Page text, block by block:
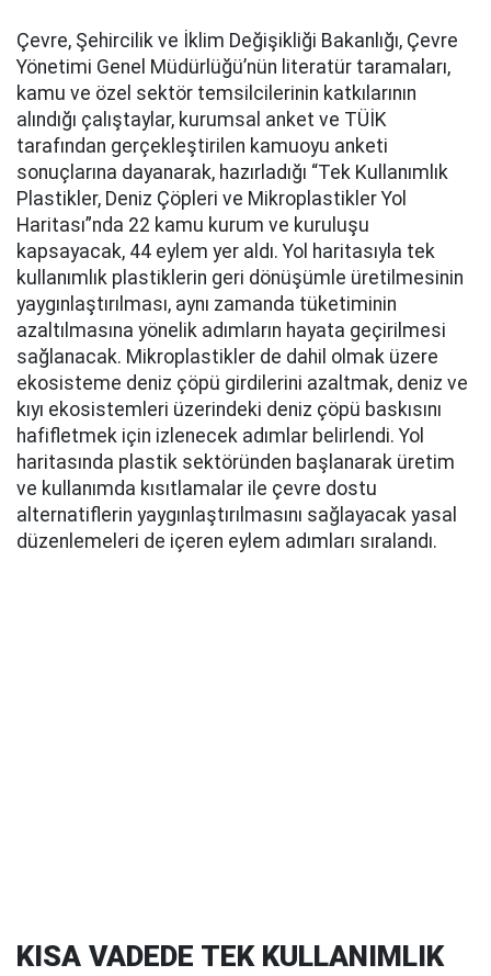
Çevre, Şehircilik ve İklim Değişikliği Bakanlığı, Çevre
Yönetimi Genel Müdürlüğü’nün literatür taramaları,
kamu ve özel sektör temsilcilerinin katkılarının
alındığı çalıştaylar, kurumsal anket ve TÜİK
tarafından gerçekleştirilen kamuoyu anketi
sonuçlarına dayanarak, hazırladığı “Tek Kullanımlık
Plastikler, Deniz Çöpleri ve Mikroplastikler Yol
Haritası”nda 22 kamu kurum ve kuruluşu
kapsayacak, 44 eylem yer aldı. Yol haritasıyla tek
kullanımlık plastiklerin geri dönüşümle üretilmesinin
yaygınlaştırılması, aynı zamanda tüketiminin
azaltılmasına yönelik adımların hayata geçirilmesi
sağlanacak. Mikroplastikler de dahil olmak üzere
ekosisteme deniz çöpü girdilerini azaltmak, deniz ve
kıyı ekosistemleri üzerindeki deniz çöpü baskısını
hafifletmek için izlenecek adımlar belirlendi. Yol
haritasında plastik sektöründen başlanarak üretim
ve kullanımda kısıtlamalar ile çevre dostu
alternatiflerin yaygınlaştırılmasını sağlayacak yasal
düzenlemeleri de içeren eylem adımları sıralandı.
KISA VADEDE TEK KULLANIMLIK